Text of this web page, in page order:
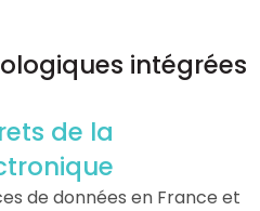
intégrées
de la
de données en France et